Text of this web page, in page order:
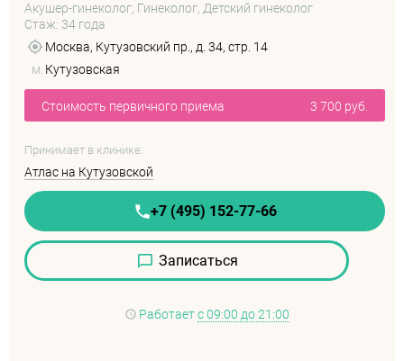
Акушер-гинеколог, Гинеколог, Детский гинеколог
Стаж: 34 года
Москва, Кутузовский пр., д. 34, стр. 14
м. Кутузовская
Стоимость первичного приема 3 700 руб.
Принимает в клинике:
Атлас на Кутузовской
+7 (495) 152-77-66
Записаться
Работает с 09:00 до 21:00